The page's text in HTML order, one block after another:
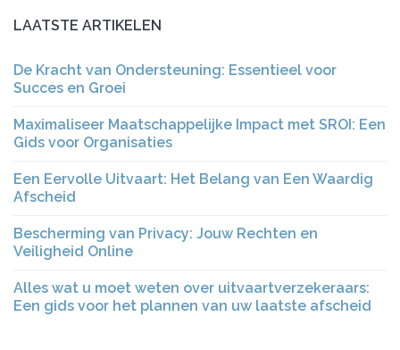
LAATSTE ARTIKELEN
De Kracht van Ondersteuning: Essentieel voor
Succes en Groei
Maximaliseer Maatschappelijke Impact met SROI: Een
Gids voor Organisaties
Een Eervolle Uitvaart: Het Belang van Een Waardig
Afscheid
Bescherming van Privacy: Jouw Rechten en
Veiligheid Online
Alles wat u moet weten over uitvaartverzekeraars:
Een gids voor het plannen van uw laatste afscheid